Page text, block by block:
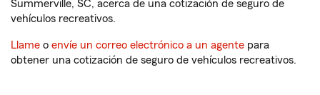
Summerville, SC, acerca de una cotización de seguro de
vehículos recreativos.
Llame o envíe un correo electrónico a un agente para
obtener una cotización de seguro de vehículos recreativos.